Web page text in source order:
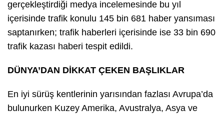
gerçekleştirdiği medya incelemesinde bu yıl
içerisinde trafik konulu 145 bin 681 haber yansıması
saptanırken; trafik haberleri içerisinde ise 33 bin 690
trafik kazası haberi tespit edildi.
DÜNYA’DAN DİKKAT ÇEKEN BAŞLIKLAR
En iyi sürüş kentlerinin yarısından fazlası Avrupa’da
bulunurken Kuzey Amerika, Avustralya, Asya ve